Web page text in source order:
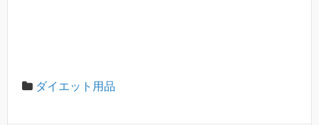
ダイエット用品